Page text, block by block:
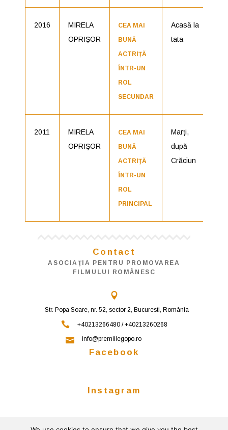
2016
MIRELA
OPRIȘOR
CEA MAI
BUNĂ
ACTRIȚĂ
ÎNTR-UN
ROL
SECUNDAR
Acasă la
tata
2011
MIRELA
OPRIŞOR
CEA MAI
BUNǍ
ACTRIŢĂ
ÎNTR-UN
ROL
PRINCIPAL
Marți,
după
Crăciun
Contact
ASOCIAŢIA PENTRU PROMOVAREA
FILMULUI ROMÂNESC
Str. Popa Soare, nr. 52, sector 2, Bucuresti, România
+40213266480 / +40213260268
info@premiilegopo.ro
Facebook
Instagram